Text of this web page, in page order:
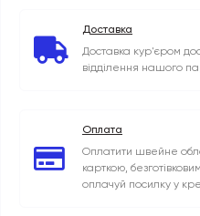
Доставка
Доставка кур'єром
відділення нашого
Оплата
Оплатити швейне
карткою,
оплачуй посилку у